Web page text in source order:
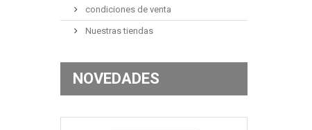
condiciones de venta
Nuestras tiendas
NOVEDADES